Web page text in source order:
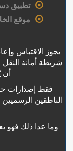
تطبيق
موقع
يجوز الاقتباس
شريطة أمانة النقل
فقط إصدارات حزب
الناطقين
وما عدا ذلك فهو